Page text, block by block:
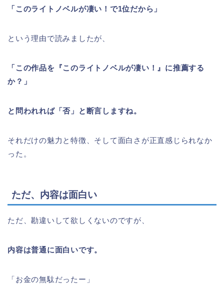
「このライトノベルが凄い！で1位だから」
という理由で読みましたが、
「この作品を『このライトノベルが凄い！』に推薦する
か？」
と問われれば「否」と断言しますね。
それだけの魅力と特徴、そして面白さが正直感じられなか
った。
ただ、内容は面白い
ただ、勘違いして欲しくないのですが、
内容は普通に面白いです。
「お金の無駄だったー」